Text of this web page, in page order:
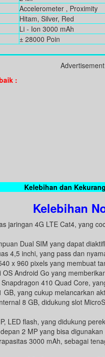
Accelerometer , Proximity
Hitam, Silver, Red
Li - Ion 3000 mAh
± 28000 Poin
Advertisement
:
Kelebihan dan
Kelebihan
jaringan 4G LTE Cat4, yang
Dual SIM yang dapat
4,5 inchi, yang pass dan
x 960 pixels yang membuat
OS Android Go yang
410 Quad Core,
GB, yang cukup melancarkan
8 GB, didukung slot
LED flash, yang didukung
2 MP yang bisa
3000 mAh, sebagai